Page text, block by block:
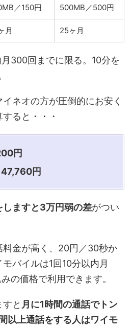
／150円 500MB／500円
月 25ヶ月
300回までに限る。10分を
ネオの方が圧倒的にお安く
ると・・・
円
円
しますと3万円弱の差がつい
料金が高く、20円／30秒か
バイルは1回10分以内月
の価格で利用できます。
と 月に1時間の通話でトン
以上通話をする人はワイモ